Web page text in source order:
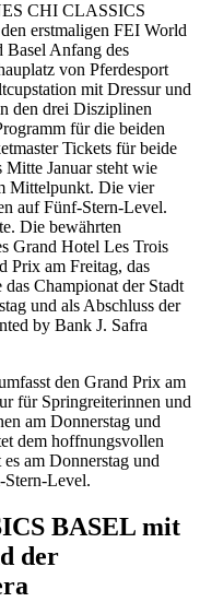
CHI CLASSICS
erstmaligen FEI World
Anfang des
von Pferdesport
mit Dressur und
den drei Disziplinen
für die beiden
Tickets für beide
Januar steht wie
Mittelpunkt. Die vier
auf Fünf-Stern-Level.
Die bewährten
Grand Hotel Les Trois
Prix am Freitag, das
Championat der Stadt
und als Abschluss der
by Bank J. Safra
den Grand Prix am
für Springreiterinnen und
am Donnerstag und
dem hoffnungsvollen
am Donnerstag und
Stern-Level.
BASEL mit
der